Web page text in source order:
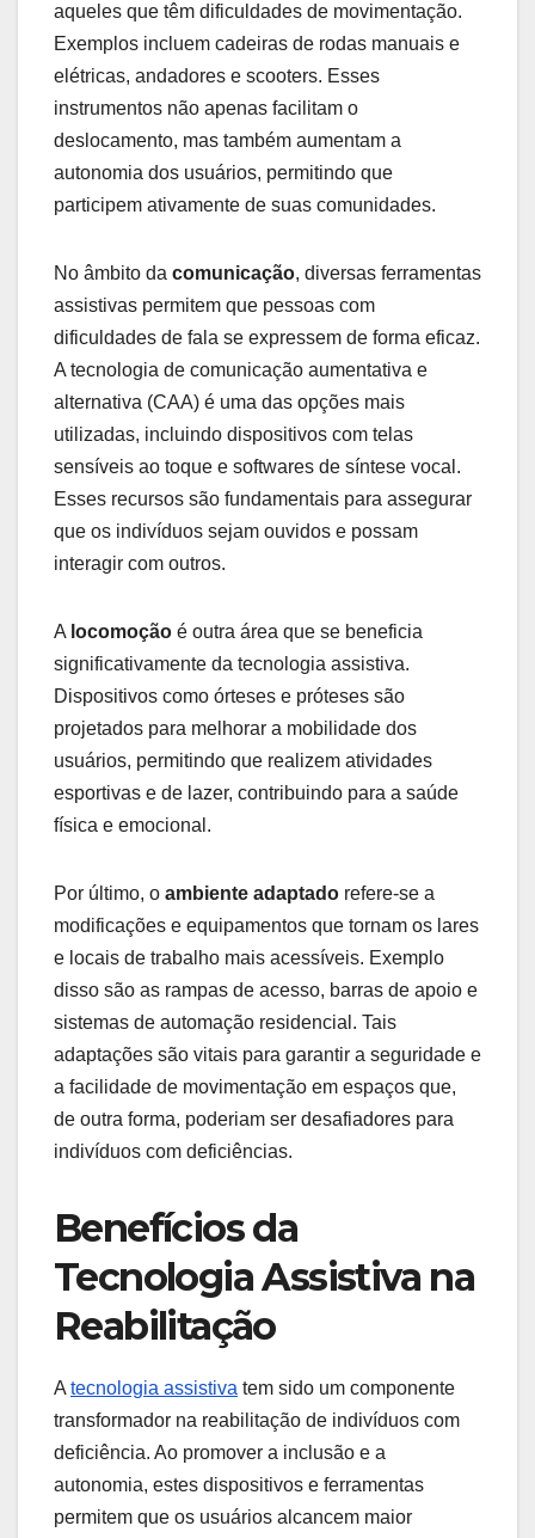
aqueles que têm dificuldades de movimentação.
Exemplos incluem cadeiras de rodas manuais e
elétricas, andadores e scooters. Esses
instrumentos não apenas facilitam o
deslocamento, mas também aumentam a
autonomia dos usuários, permitindo que
participem ativamente de suas comunidades.
No âmbito da comunicação, diversas ferramentas
assistivas permitem que pessoas com
dificuldades de fala se expressem de forma eficaz.
A tecnologia de comunicação aumentativa e
alternativa (CAA) é uma das opções mais
utilizadas, incluindo dispositivos com telas
sensíveis ao toque e softwares de síntese vocal.
Esses recursos são fundamentais para assegurar
que os indivíduos sejam ouvidos e possam
interagir com outros.
A locomoção é outra área que se beneficia
significativamente da tecnologia assistiva.
Dispositivos como órteses e próteses são
projetados para melhorar a mobilidade dos
usuários, permitindo que realizem atividades
esportivas e de lazer, contribuindo para a saúde
física e emocional.
Por último, o ambiente adaptado refere-se a
modificações e equipamentos que tornam os lares
e locais de trabalho mais acessíveis. Exemplo
disso são as rampas de acesso, barras de apoio e
sistemas de automação residencial. Tais
adaptações são vitais para garantir a seguridade e
a facilidade de movimentação em espaços que,
de outra forma, poderiam ser desafiadores para
indivíduos com deficiências.
Benefícios da
Tecnologia Assistiva na
Reabilitação
A tecnologia assistiva tem sido um componente
transformador na reabilitação de indivíduos com
deficiência. Ao promover a inclusão e a
autonomia, estes dispositivos e ferramentas
permitem que os usuários alcancem maior